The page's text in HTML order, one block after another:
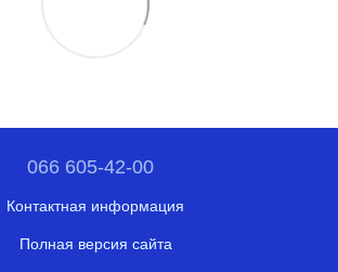
066 605-42-00
Контактная информация
Полная версия сайта